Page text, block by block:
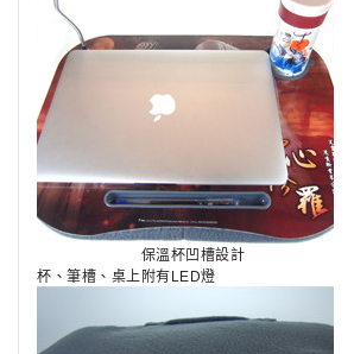
保溫杯凹槽設計
杯、筆槽、桌上附有LED燈